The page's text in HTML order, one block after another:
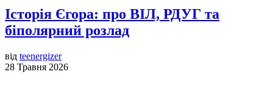
Історія Єгора: про ВІЛ, РДУГ та
біполярний розлад
від teenergizer
28 Травня 2026